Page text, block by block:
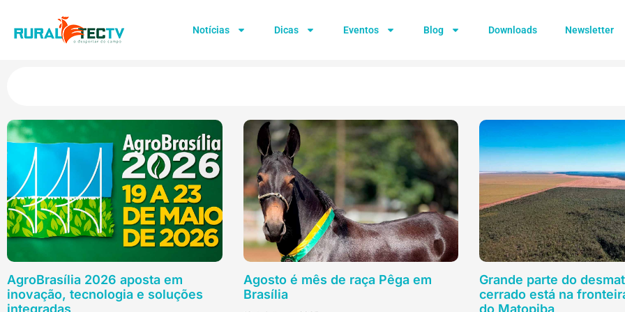
Notícias Dicas Eventos Blog Downloads Newsletter
AgroBrasília 2026 aposta em
inovação, tecnologia e soluções
integradas
Agosto é mês de raça Pêga em
Brasília
Grande parte do
cerrado está na
do Matopiba